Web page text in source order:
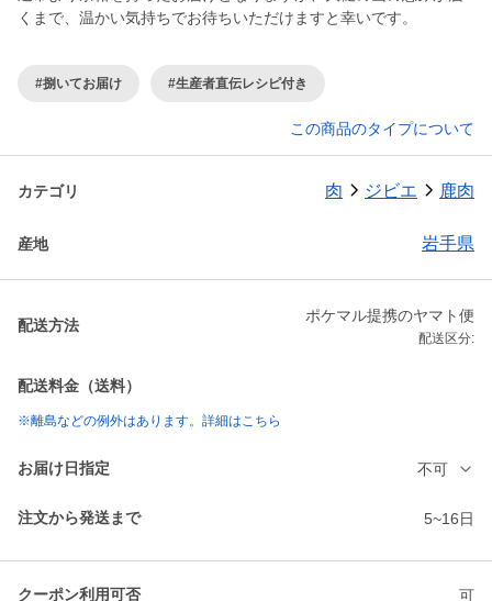
くまで、温かい気持ちでお待ちいただけますと幸いです。
#捌いてお届け #生産者直伝レシピ付き
この商品のタイプについて
カテゴリ 肉 ジビエ 鹿肉
産地 岩手県
配送方法
ポケマル提携のヤマト便
配送区分:
配送料金（送料）
※離島などの例外はあります。詳細はこちら
お届け日指定 不可
注文から発送まで 5~16日
クーポン利用可否 可